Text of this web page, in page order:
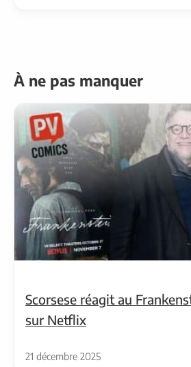
À ne pas manquer
Scorsese réagit au
sur Netflix
21 décembre 2025